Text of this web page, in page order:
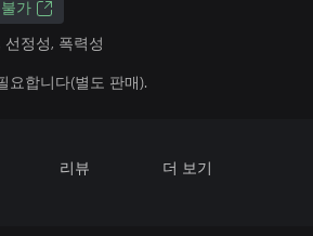
가
선정성, 폭력성
요합니다(별도 판매).
리뷰 더 보기